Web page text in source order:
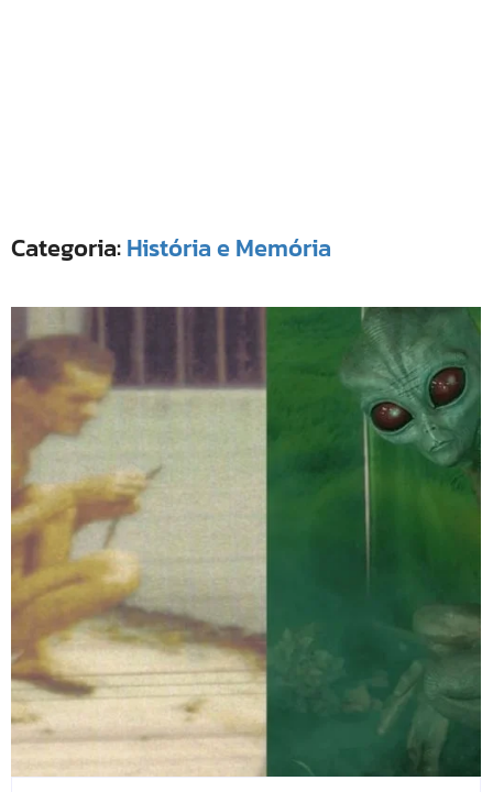
Categoria:História e Memória